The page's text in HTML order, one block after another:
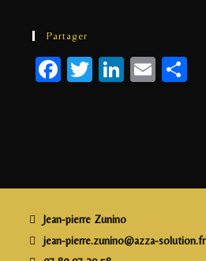
Partager
F
a
o
o
k
T
w
Li
n
n
E
m
e
Jean-pierre Zunino
jean-pierre.zunino@azza-solution.fr